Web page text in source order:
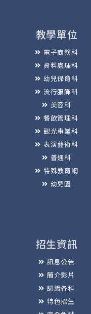
教學單位
電子商務科
資料處理科
幼兒保育科
流行服飾科
美容科
餐飲管理科
觀光事業科
表演藝術科
普通科
特殊教育網
幼兒園
招生資訊
訊息公告
簡介影片
認識各科
特色招生